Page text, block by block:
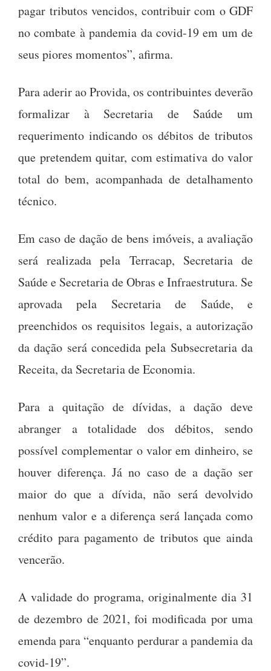
pagar tributos vencidos, contribuir com o GDF
no combate à pandemia da covid-19 em um de
seus piores momentos”, afirma.
Para aderir ao Provida, os contribuintes deverão
formalizar à Secretaria de Saúde um
requerimento indicando os débitos de tributos
que pretendem quitar, com estimativa do valor
total do bem, acompanhada de detalhamento
técnico.
Em caso de dação de bens imóveis, a avaliação
será realizada pela Terracap, Secretaria de
Saúde e Secretaria de Obras e Infraestrutura. Se
aprovada pela Secretaria de Saúde, e
preenchidos os requisitos legais, a autorização
da dação será concedida pela Subsecretaria da
Receita, da Secretaria de Economia.
Para a quitação de dívidas, a dação deve
abranger a totalidade dos débitos, sendo
possível complementar o valor em dinheiro, se
houver diferença. Já no caso de a dação ser
maior do que a dívida, não será devolvido
nenhum valor e a diferença será lançada como
crédito para pagamento de tributos que ainda
vencerão.
A validade do programa, originalmente dia 31
de dezembro de 2021, foi modificada por uma
emenda para “enquanto perdurar a pandemia da
covid-19”.